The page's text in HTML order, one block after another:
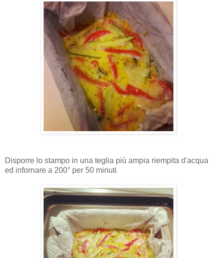
Disporre lo stampo in una teglia più ampia riempita d'acqua
ed infornare a 200° per 50 minuti